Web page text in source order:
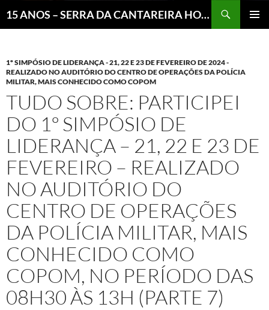
15 ANOS – SERRA DA CANTAREIRA HOJE E COTIDIANO DO BRASIL E DO MUNDO
1º SIMPÓSIO DE LIDERANÇA - 21, 22 E 23 DE FEVEREIRO DE 2024 -
REALIZADO NO AUDITÓRIO DO CENTRO DE OPERAÇÕES DA POLÍCIA
MILITAR, MAIS CONHECIDO COMO COPOM
TUDO SOBRE: PARTICIPEI
DO 1º SIMPÓSIO DE
LIDERANÇA – 21, 22 E 23 DE
FEVEREIRO – REALIZADO
NO AUDITÓRIO DO
CENTRO DE OPERAÇÕES
DA POLÍCIA MILITAR, MAIS
CONHECIDO COMO
COPOM, NO PERÍODO DAS
08H30 ÀS 13H (PARTE 7)